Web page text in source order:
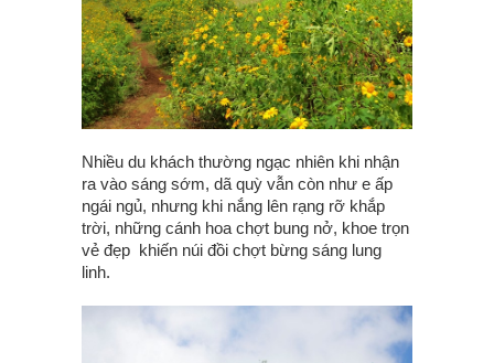
Nhiều du khách thường ngạc nhiên khi nhận
ra vào sáng sớm, dã quỳ vẫn còn như e ấp
ngái ngủ, nhưng khi nắng lên rạng rỡ khắp
trời, những cánh hoa chợt bung nở, khoe trọn
vẻ đẹp khiến núi đồi chợt bừng sáng lung
linh.